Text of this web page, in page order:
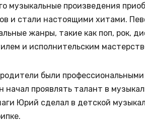
музыкальные произведения
и стали настоящими хитами.
жанры, такие как поп, рок,
и исполнительским
были профессиональными
проявлять талант в
Юрий сделал в детской